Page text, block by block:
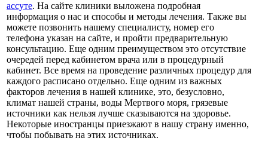
ассуте. На сайте клиники выложена подробная
информация о нас и способы и методы лечения. Также вы
можете позвонить нашему специалисту, номер его
телефона указан на сайте, и пройти предварительную
консультацию. Еще одним преимуществом это отсутствие
очередей перед кабинетом врача или в процедурный
кабинет. Все время на проведение различных процедур для
каждого расписано отдельно. Еще одним из важных
факторов лечения в нашей клинике, это, безусловно,
климат нашей страны, воды Мертвого моря, грязевые
источники как нельзя лучше сказываются на здоровье.
Некоторые иностранцы приезжают в нашу страну именно,
чтобы побывать на этих источниках.